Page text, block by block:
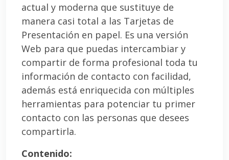
actual y moderna que sustituye de
manera casi total a las Tarjetas de
Presentación en papel. Es una versión
Web para que puedas intercambiar y
compartir de forma profesional toda tu
información de contacto con facilidad,
además está enriquecida con múltiples
herramientas para potenciar tu primer
contacto con las personas que desees
compartirla.
Contenido: